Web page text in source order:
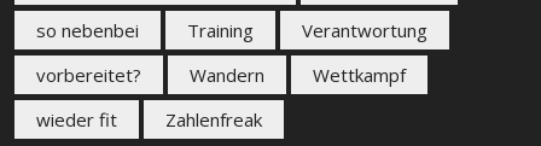
so nebenbei
Training
Verantwortung
vorbereitet?
Wandern
Wettkampf
wieder fit
Zahlenfreak